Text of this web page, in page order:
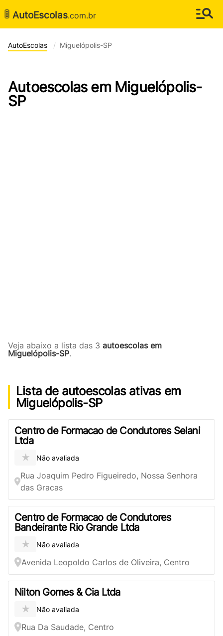
🚦 AutoEscolas.com.br
AutoEscolas Miguelópolis-SP
Autoescolas em Miguelópolis-
SP
Veja abaixo a lista das 3 autoescolas em
Miguelópolis-SP.
Lista de autoescolas ativas em
Miguelópolis-SP
Centro de Formacao de Condutores Selani
Ltda
★ Não avaliada
Rua Joaquim Pedro Figueiredo, Nossa Senhora
das Gracas
Centro de Formacao de Condutores
Bandeirante Rio Grande Ltda
★ Não avaliada
Avenida Leopoldo Carlos de Oliveira, Centro
Nilton Gomes & Cia Ltda
★ Não avaliada
Rua Da Saudade, Centro